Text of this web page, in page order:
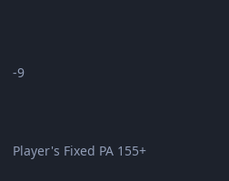
-9
Player's Fixed PA 155+